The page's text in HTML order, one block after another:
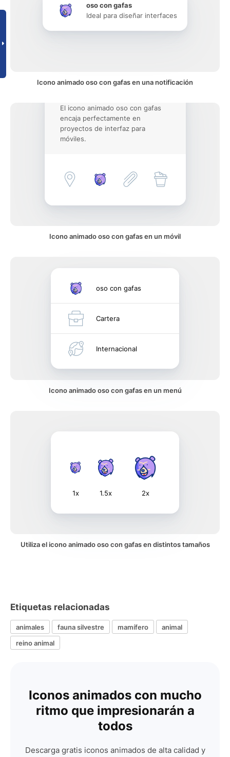
oso con gafas
Ideal para diseñar interfaces
Icono animado oso con gafas en una notificación
El icono animado oso con gafas
encaja perfectamente en
proyectos de interfaz para
móviles.
Icono animado oso con gafas en un móvil
oso con gafas
Cartera
Internacional
Icono animado oso con gafas en un menú
1x 1.5x 2x
Utiliza el icono animado oso con gafas en distintos tamaños
Etiquetas relacionadas
animales fauna silvestre mamífero
animal
reino animal
Iconos animados con mucho
ritmo que impresionarán a
todos
Descarga gratis iconos animados de alta calidad y